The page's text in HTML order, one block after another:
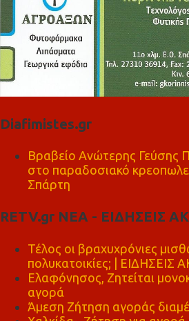
Diafimistes.gr
Βραβείο Ανώτερης Γεύσης
στο παραδοσιακό
Σπάρτη
RETV.gr ΝΕΑ - ΕΙΔΗΣΕΙΣ
Τέλος οι βραχυχρόνιες
πολυκατοικίες; | ΕΙΔΗΣΕΙΣ
Ελαφόνησος, Ζητείται
αγορά
Άμεση Ζήτηση αγοράς